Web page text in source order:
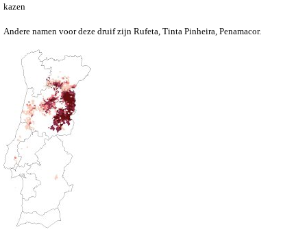
kazen
Andere namen voor deze druif zijn Rufeta, Tinta Pinheira, Penamacor.